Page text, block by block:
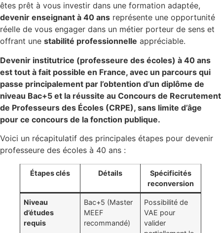
êtes prêt à vous investir dans une formation adaptée,
devenir enseignant à 40 ans représente une opportunité
réelle de vous engager dans un métier porteur de sens et
offrant une stabilité professionnelle appréciable.
Devenir institutrice (professeure des écoles) à 40 ans
est tout à fait possible en France, avec un parcours qui
passe principalement par l’obtention d’un diplôme de
niveau Bac+5 et la réussite au Concours de Recrutement
de Professeurs des Écoles (CRPE), sans limite d’âge
pour ce concours de la fonction publique.
Voici un récapitulatif des principales étapes pour devenir
professeure des écoles à 40 ans :
Étapes clés Détails
Spécificités
reconversion
Niveau
d’études
requis
Bac+5 (Master
MEEF
recommandé)
Possibilité de
VAE pour
valider